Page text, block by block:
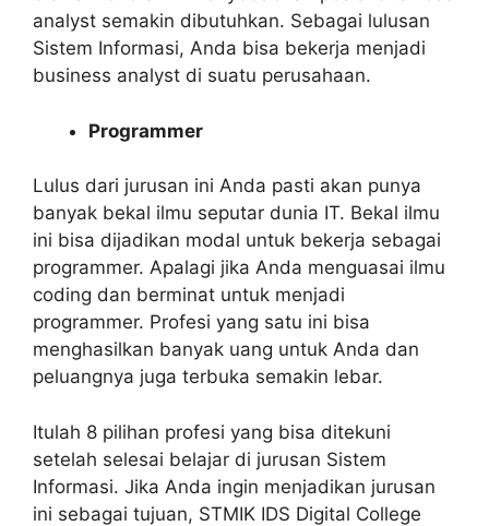
analyst semakin dibutuhkan. Sebagai lulusan
Sistem Informasi, Anda bisa bekerja menjadi
business analyst di suatu perusahaan.
Programmer
Lulus dari jurusan ini Anda pasti akan punya
banyak bekal ilmu seputar dunia IT. Bekal ilmu
ini bisa dijadikan modal untuk bekerja sebagai
programmer. Apalagi jika Anda menguasai ilmu
coding dan berminat untuk menjadi
programmer. Profesi yang satu ini bisa
menghasilkan banyak uang untuk Anda dan
peluangnya juga terbuka semakin lebar.
Itulah 8 pilihan profesi yang bisa ditekuni
setelah selesai belajar di jurusan Sistem
Informasi. Jika Anda ingin menjadikan jurusan
ini sebagai tujuan, STMIK IDS Digital College